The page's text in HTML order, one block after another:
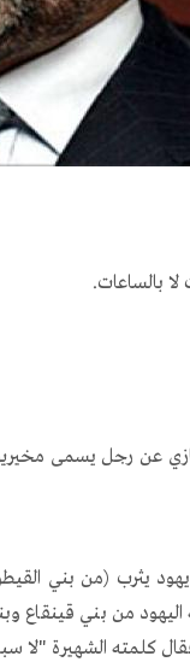
بالساعات.
عن رجل يسمى مخيريق
من بني قينقاع
كلمته الشهيرة "لا